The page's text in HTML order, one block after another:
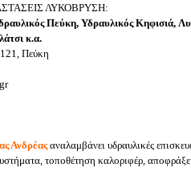
ΛΥΚΟΒΡΥΣΗ:
Πεύκη, Υδραυλικός Κηφισιά,
κ.α.
Πεύκη
Ανδρέαςαναλαμβάνει υδραυλικές
τοποθέτηση καλοριφέρ,